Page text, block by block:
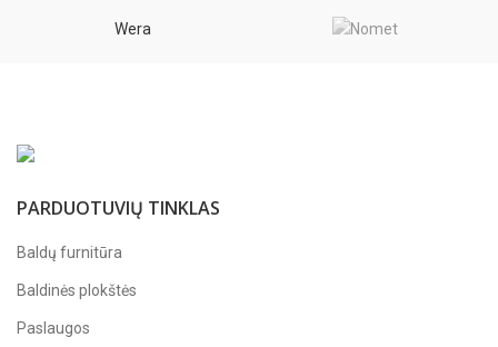
Wera
PARDUOTUVIŲ TINKLAS
Baldų furnitūra
Baldinės plokštės
Paslaugos